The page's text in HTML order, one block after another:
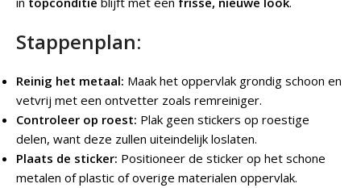
Stappenplan:
Reinig het metaal: Maak het oppervlak grondig schoon en
vetvrij met een ontvetter zoals remreiniger.
Controleer op roest: Plak geen stickers op roestige
delen, want deze zullen uiteindelijk loslaten.
Plaats de sticker: Positioneer de sticker op het schone
metalen of plastic of overige materialen oppervlak.